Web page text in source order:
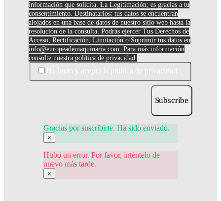
información que solicita. La Legitimación; es gracias a tu
consentimiento. Destinatarios: tus datos se encuentran
alojados en una base de datos de nuestro sitio web hasta la
resolución de la consulta. Podrás ejercer Tus Derechos de
Acceso, Rectificación, Limitación o Suprimir tus datos en
info@europeademaquinaria.com . Para más información
consulte nuestra política de privacidad.
Subscribe
Gracias por suscribirte. Ha sido enviado.
×
Hubo un error. Por favor, inténtelo de
nuevo más tarde.
×